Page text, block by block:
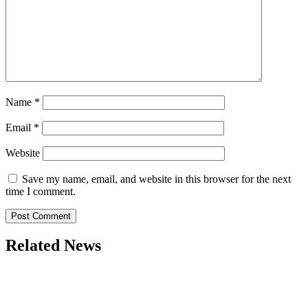
Name *
Email *
Website
Save my name, email, and website in this browser for the next
time I comment.
Related News